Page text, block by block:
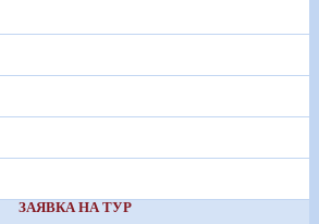
ЗАЯВКА НА ТУР